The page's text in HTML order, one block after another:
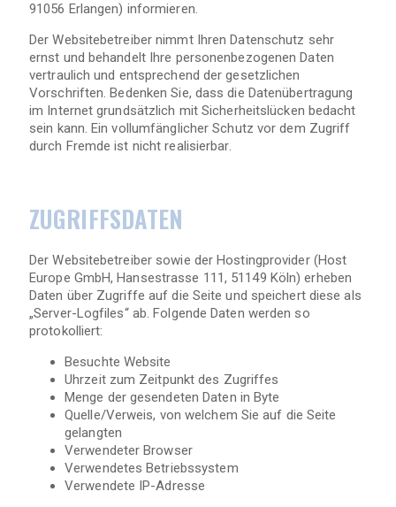
91056 Erlangen) informieren.
Der Websitebetreiber nimmt Ihren Datenschutz sehr
ernst und behandelt Ihre personenbezogenen Daten
vertraulich und entsprechend der gesetzlichen
Vorschriften. Bedenken Sie, dass die Datenübertragung
im Internet grundsätzlich mit Sicherheitslücken bedacht
sein kann. Ein vollumfänglicher Schutz vor dem Zugriff
durch Fremde ist nicht realisierbar.
ZUGRIFFSDATEN
Der Websitebetreiber sowie der Hostingprovider (Host
Europe GmbH, Hansestrasse 111, 51149 Köln) erheben
Daten über Zugriffe auf die Seite und speichert diese als
„Server-Logfiles“ ab. Folgende Daten werden so
protokolliert:
Besuchte Website
Uhrzeit zum Zeitpunkt des Zugriffes
Menge der gesendeten Daten in Byte
Quelle/Verweis, von welchem Sie auf die Seite
gelangten
Verwendeter Browser
Verwendetes Betriebssystem
Verwendete IP-Adresse